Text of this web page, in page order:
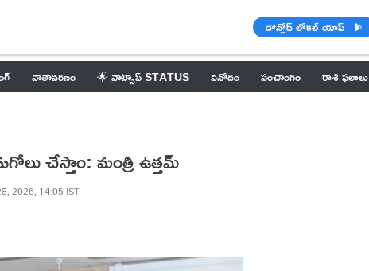
డౌన్లోడ్ లోకల్ యాప్
వాతావరణం 🌟 వాట్సాప్ STATUS వినోదం పంచాంగం రాశి ఫలాలు
చేస్తాం: మంత్రి ఉత్తమ్
2026, 14:05 IST